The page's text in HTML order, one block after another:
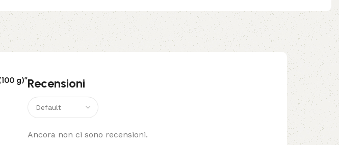
Recensioni
Ancora non ci sono recensioni.
g)”